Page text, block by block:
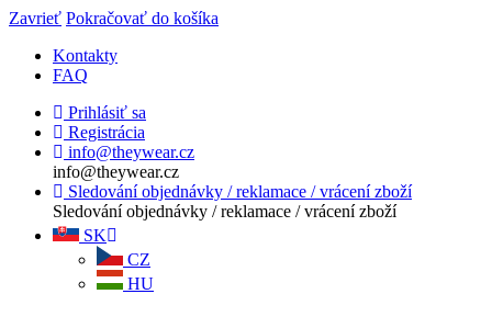
Zavrieť Pokračovať do košíka
Kontakty
FAQ
Prihlásiť sa
Registrácia
info@theywear.cz
info@theywear.cz
Sledování objednávky / reklamace / vrácení zboží
Sledování objednávky / reklamace / vrácení zboží
SK
CZ
HU